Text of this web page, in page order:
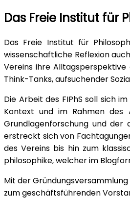
Das Freie Institut für
Das Freie Institut für
wissenschaftliche Reflexion
Vereins ihre
Think-Tanks, aufsuchender
Die Arbeit des FIPhS soll sich
Kontext und im Rahmen des
Grundlagenforschung und der
erstreckt sich von
des Vereins bis hin zum
philosophike, welcher im
Mit der
zum geschäftsführenden